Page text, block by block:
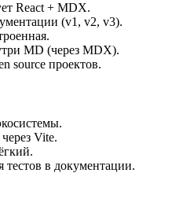
React + MDX.
(v1, v2, v3).
MD (через MDX).
source проектов.
Vite.
тестов в документации.